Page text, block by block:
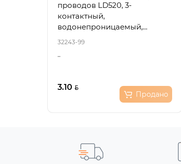
проводов LD520, 3-
контактный,
водонепроницаемый,
черный 32243
32243-99
..
3.10
Продано